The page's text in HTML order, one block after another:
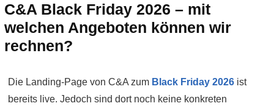
C&A Black Friday 2026 – mit
welchen Angeboten können wir
rechnen?
Die Landing-Page von C&A zum Black Friday 2026 ist
bereits live. Jedoch sind dort noch keine konkreten